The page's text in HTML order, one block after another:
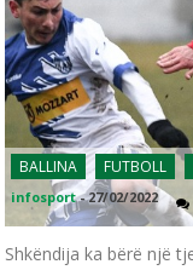
BALLINA FUTBOLL
infosport -27/02/2022
Shkëndija ka bërë një